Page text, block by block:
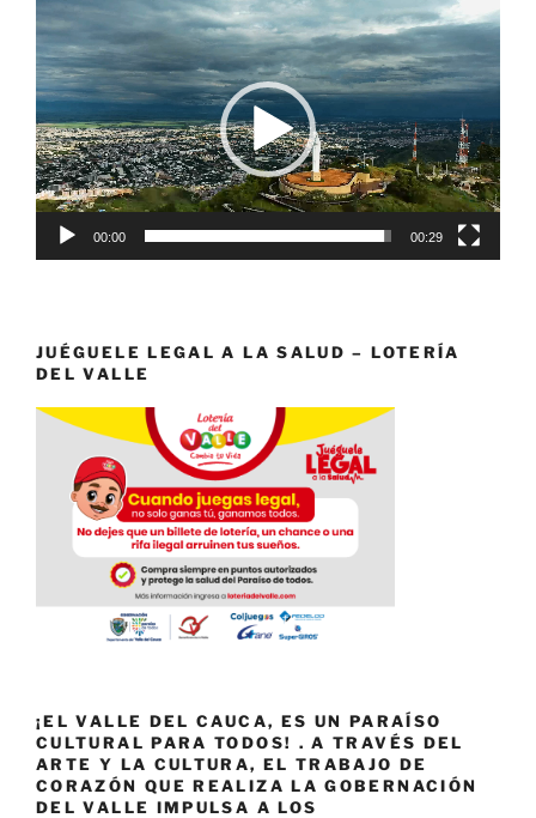
Reproductor
de
vídeo
00:00 00:29
JUÉGUELE LEGAL A LA SALUD – LOTERÍA
DEL VALLE
¡EL VALLE DEL CAUCA, ES UN PARAÍSO
CULTURAL PARA TODOS! . A TRAVÉS DEL
ARTE Y LA CULTURA, EL TRABAJO DE
CORAZÓN QUE REALIZA LA GOBERNACIÓN
DEL VALLE IMPULSA A LOS